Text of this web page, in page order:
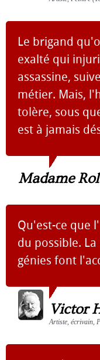
Le brigand
exalté qui
assassine,
métier. Mais,
tolère, sous
est à jamais
Madame
Qu'est-ce que
du possible.
génies font
Victor
Artiste, écrivain,